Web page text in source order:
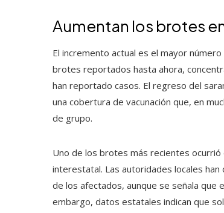
Aumentan los brotes
El incremento actual es el mayor
brotes reportados hasta ahora,
han reportado casos. El regreso del
una cobertura de vacunación que, en
de grupo.
Uno de los brotes más recientes ocurrió
interestatal. Las autoridades locales
de los afectados, aunque se señala que
embargo, datos estatales indican que